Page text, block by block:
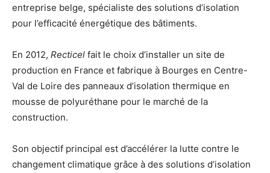
entreprise belge, spécialiste des solutions d’isolation
pour l’efficacité énergétique des bâtiments.
En 2012, Recticel fait le choix d’installer un site de
production en France et fabrique à Bourges en Centre-
Val de Loire des panneaux d’isolation thermique en
mousse de polyuréthane pour le marché de la
construction.
Son objectif principal est d’accélérer la lutte contre le
changement climatique grâce à des solutions d’isolation